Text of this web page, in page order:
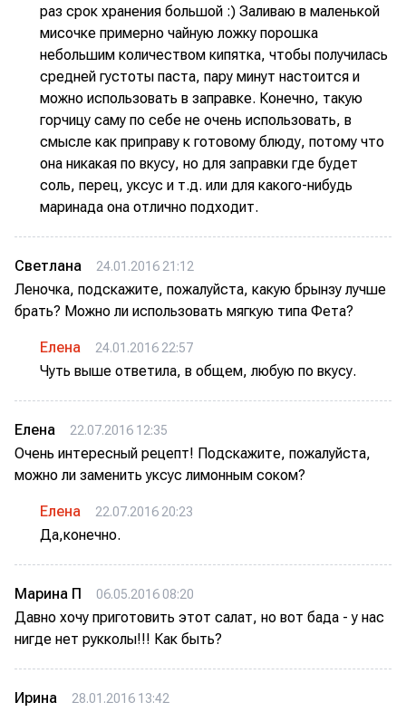
раз срок хранения большой :) Заливаю в маленькой
мисочке примерно чайную ложку порошка
небольшим количеством кипятка, чтобы получилась
средней густоты паста, пару минут настоится и
можно использовать в заправке. Конечно, такую
горчицу саму по себе не очень использовать, в
смысле как приправу к готовому блюду, потому что
она никакая по вкусу, но для заправки где будет
соль, перец, уксус и т.д. или для какого-нибудь
маринада она отлично подходит.
Светлана 24.01.2016 21:12
Леночка, подскажите, пожалуйста, какую брынзу лучше
брать? Можно ли использовать мягкую типа Фета?
Елена 24.01.2016 22:57
Чуть выше ответила, в общем, любую по вкусу.
Елена 22.07.2016 12:35
Очень интересный рецепт! Подскажите, пожалуйста,
можно ли заменить уксус лимонным соком?
Елена 22.07.2016 20:23
Да,конечно.
Марина П 06.05.2016 08:20
Давно хочу приготовить этот салат, но вот бада - у нас
нигде нет рукколы!!! Как быть?
Ирина 28.01.2016 13:42